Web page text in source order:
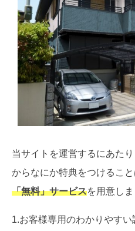
当サイトを運営するにあた
からなにか特典をつけるこ
「無料」サービスを用意しま
1.お客様専用のわかりやす